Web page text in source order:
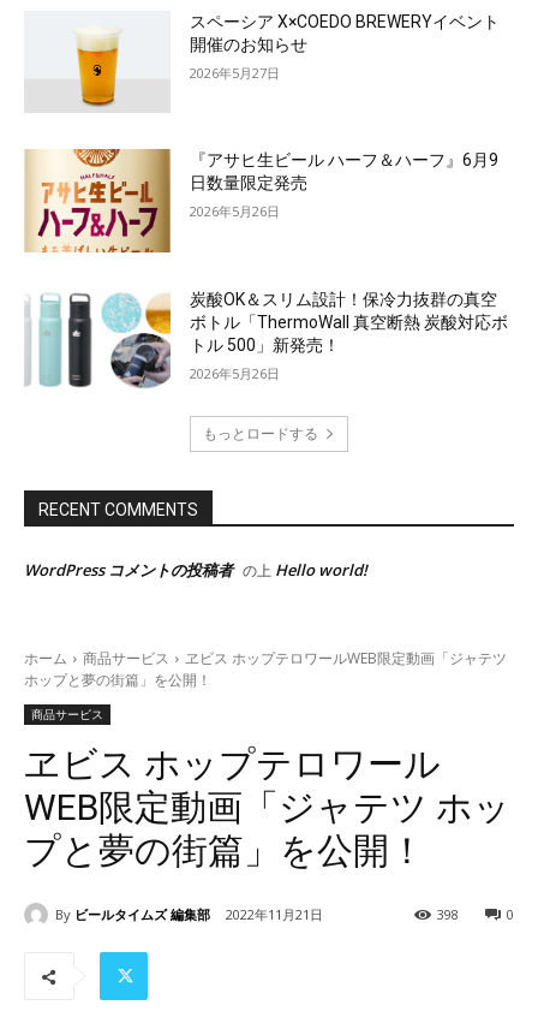
スペーシア X×COEDO BREWERYイベント
開催のお知らせ
2026年5月27日
『アサヒ生ビール ハーフ＆ハーフ』6月9
日数量限定発売
2026年5月26日
炭酸OK＆スリム設計！保冷力抜群の真空
ボトル「ThermoWall 真空断熱 炭酸対応ボ
トル 500」新発売！
2026年5月26日
もっとロードする
RECENT COMMENTS
WordPress コメントの投稿者 の上 Hello world!